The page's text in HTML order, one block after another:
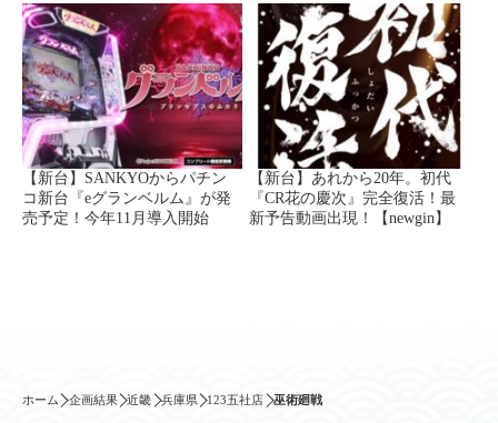
【新台】SANKYOからパチン
コ新台『eグランベルム』が発
売予定！今年11月導入開始
【新台】あれから20年。初代
『CR花の慶次』完全復活！最
新予告動画出現！【newgin】
ホーム 企画結果 近畿 兵庫県 123五社店 巫術廻戦